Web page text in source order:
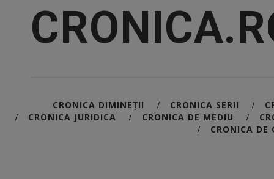
CRONICA DIMINEȚII / CRONICA SERII /
/ CRONICA JURIDICA / CRONICA DE MEDIU /
/ CRONICA DE